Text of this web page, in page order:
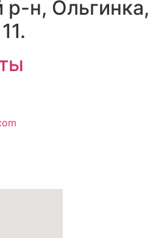
р-н, Ольгинка,